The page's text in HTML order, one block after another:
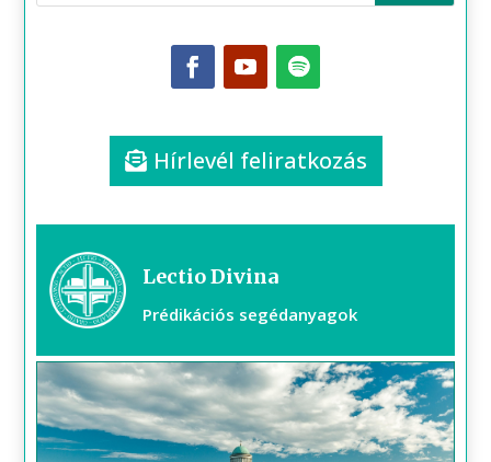
Hírlevél feliratkozás
Lectio Divina
Prédikációs segédanyagok